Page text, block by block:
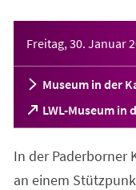
Freitag, 30. Januar
Museum in der
LWL-Museum in
(Öffnet
in
neuen
Tab)
In der Paderborner
an einem